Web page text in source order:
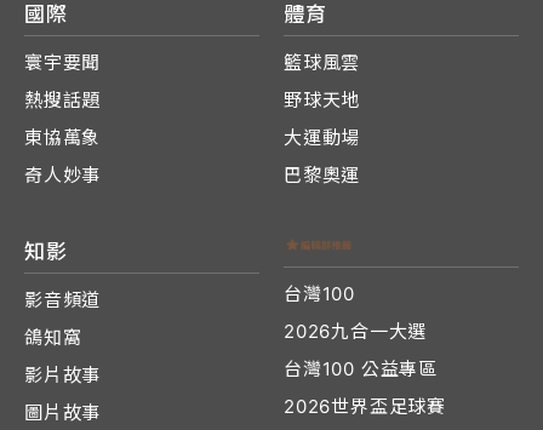
國際
寰宇要聞
熱搜話題
東協萬象
奇人妙事
體育
籃球風雲
野球天地
大運動場
巴黎奧運
知影
影音頻道
鴿知窩
影片故事
圖片故事
台灣100
2026九合一大選
台灣100 公益專區
2026世界盃足球賽